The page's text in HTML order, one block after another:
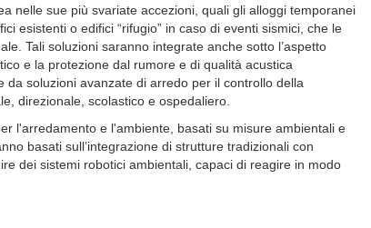
nelle sue più svariate accezioni, quali gli alloggi temporanei
esistenti o edifici “rifugio” in caso di eventi sismici, che le
Tali soluzioni saranno integrate anche sotto l’aspetto
e la protezione dal rumore e di qualità acustica
da soluzioni avanzate di arredo per il controllo della
direzionale, scolastico e ospedaliero.
l'arredamento e l'ambiente, basati su misure ambientali e
basati sull’integrazione di strutture tradizionali con
dei sistemi robotici ambientali, capaci di reagire in modo